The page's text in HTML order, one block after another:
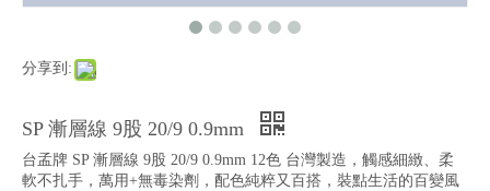
分享到:
SP 漸層線 9股 20/9 0.9mm
台孟牌 SP 漸層線 9股 20/9 0.9mm 12色 台灣製造，觸感細緻、柔
軟不扎手，萬用+無毒染劑，配色純粹又百搭，裝點生活的百變風